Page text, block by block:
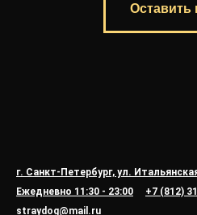
Оставить
г. Санкт-Петербург, ул.
Ежедневно 11:30 - 23:00
+7 (812)
straydog@mail.ru